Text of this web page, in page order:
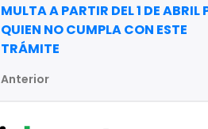
MULTA A PARTIR DEL 1 DE ABRIL
QUIEN NO CUMPLA CON ESTE
TRÁMITE
Anterior